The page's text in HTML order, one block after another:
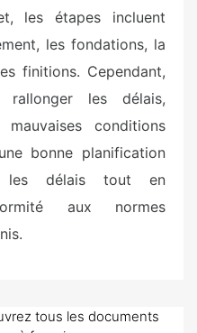
les étapes incluent
les fondations, la
finitions. Cependant,
rallonger les délais,
conditions
bonne planification
les délais tout en
aux normes
tous les documents